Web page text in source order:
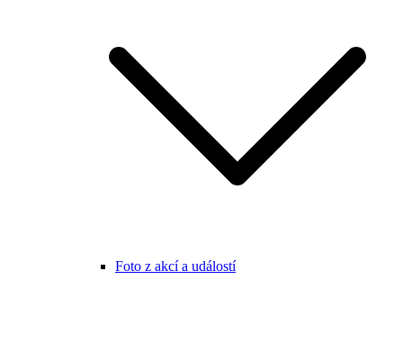
Foto z akcí a událostí